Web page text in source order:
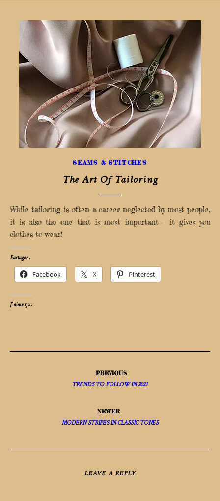
SEAMS & STITCHES
The Art Of Tailoring
While tailoring is often a career neglected by most people,
it is also the one that is most important – it gives you
clothes to wear!
Partager :
Facebook X Pinterest
J’aime ça :
PREVIOUS
TRENDS TO FOLLOW IN 2021
NEWER
MODERN STRIPES IN CLASSIC TONES
LEAVE A REPLY